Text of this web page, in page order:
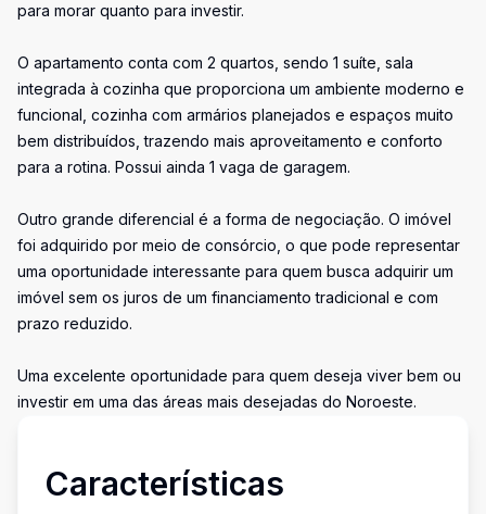
para morar quanto para investir.
O apartamento conta com 2 quartos, sendo 1 suíte, sala
integrada à cozinha que proporciona um ambiente moderno e
funcional, cozinha com armários planejados e espaços muito
bem distribuídos, trazendo mais aproveitamento e conforto
para a rotina. Possui ainda 1 vaga de garagem.
Outro grande diferencial é a forma de negociação. O imóvel
foi adquirido por meio de consórcio, o que pode representar
uma oportunidade interessante para quem busca adquirir um
imóvel sem os juros de um financiamento tradicional e com
prazo reduzido.
Uma excelente oportunidade para quem deseja viver bem ou
investir em uma das áreas mais desejadas do Noroeste.
Características